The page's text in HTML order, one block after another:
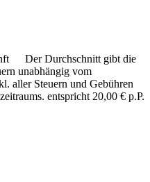
Der Durchschnitt gibt die
unabhängig vom
aller Steuern und Gebühren
entspricht 20,00 € p.P.